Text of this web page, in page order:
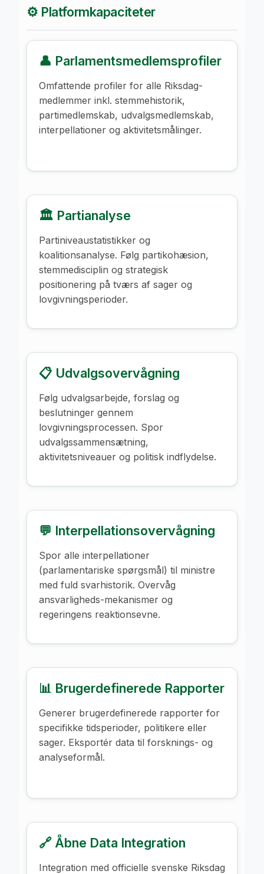
⚙️ Platformkapaciteter
👤 Parlamentsmedlemsprofiler
Omfattende profiler for alle Riksdag-
medlemmer inkl. stemmehistorik,
partimedlemskab, udvalgsmedlemskab,
interpellationer og aktivitetsmålinger.
🏛️ Partianalyse
Partiniveaustatistikker og
koalitionsanalyse. Følg partikohæsion,
stemmedisciplin og strategisk
positionering på tværs af sager og
lovgivningsperioder.
📋 Udvalgsovervågning
Følg udvalgsarbejde, forslag og
beslutninger gennem
lovgivningsprocessen. Spor
udvalgssammensætning,
aktivitetsniveauer og politisk indflydelse.
💬 Interpellationsovervågning
Spor alle interpellationer
(parlamentariske spørgsmål) til ministre
med fuld svarhistorik. Overvåg
ansvarligheds-mekanismer og
regeringens reaktionsevne.
📊 Brugerdefinerede Rapporter
Generer brugerdefinerede rapporter for
specifikke tidsperioder, politikere eller
sager. Eksportér data til forsknings- og
analyseformål.
🔗 Åbne Data Integration
Integration med officielle svenske Riksdag